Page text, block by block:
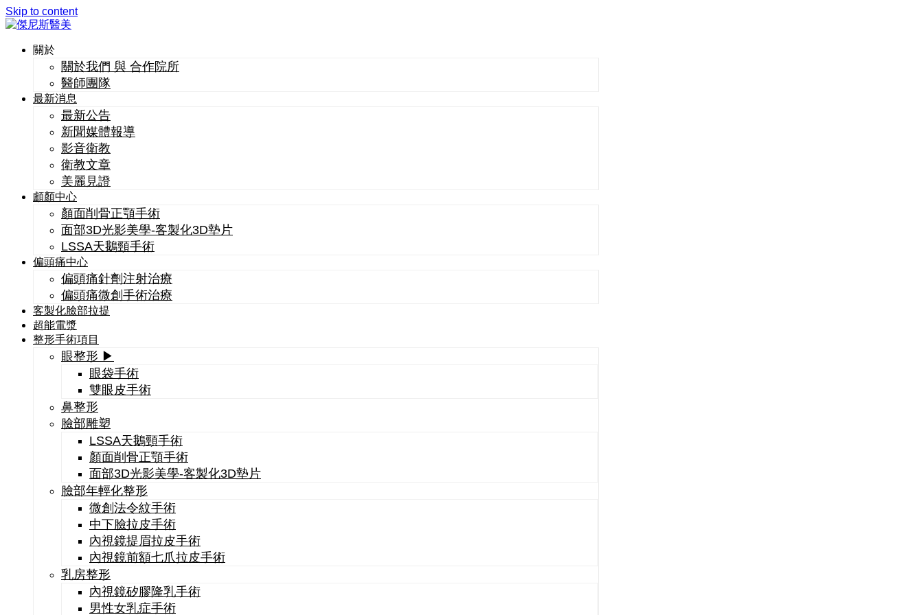
Skip to content
關於
關於我們 與 合作院所
醫師團隊
最新消息
最新公告
新聞媒體報導
影音衛教
衛教文章
美麗見證
顱顏中心
顏面削骨正顎手術
面部3D光影美學-客製化3D墊片
LSSA天鵝頸手術
偏頭痛中心
偏頭痛針劑注射治療
偏頭痛微創手術治療
客製化臉部拉提
超能電漿
整形手術項目
眼整形 ▶
眼袋手術
雙眼皮手術
鼻整形
臉部雕塑
LSSA天鵝頸手術
顏面削骨正顎手術
面部3D光影美學-客製化3D墊片
臉部年輕化整形
微創法令紋手術
中下臉拉皮手術
內視鏡提眉拉皮手術
內視鏡前額七爪拉皮手術
乳房整形
內視鏡矽膠隆乳手術
男性女乳症手術